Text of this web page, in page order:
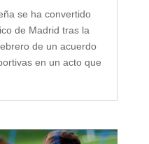
se ha convertido
de Madrid tras la
de un acuerdo
en un acto que